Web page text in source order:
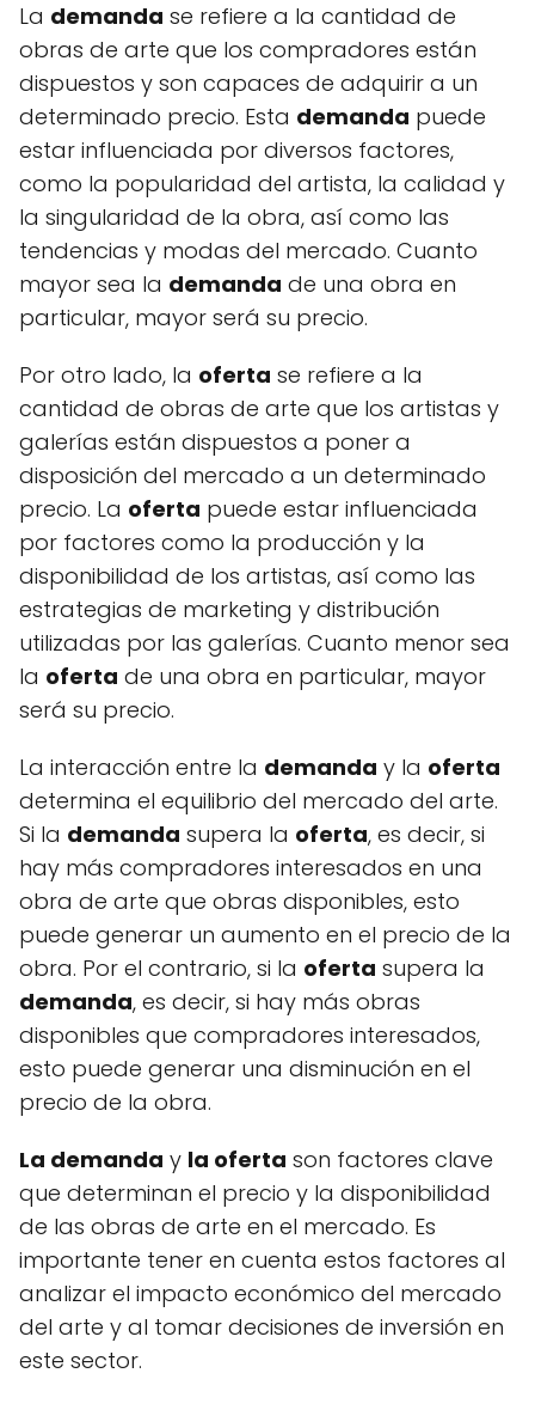
La demanda se refiere a la cantidad de
obras de arte que los compradores están
dispuestos y son capaces de adquirir a un
determinado precio. Esta demanda puede
estar influenciada por diversos factores,
como la popularidad del artista, la calidad y
la singularidad de la obra, así como las
tendencias y modas del mercado. Cuanto
mayor sea la demanda de una obra en
particular, mayor será su precio.
Por otro lado, la oferta se refiere a la
cantidad de obras de arte que los artistas y
galerías están dispuestos a poner a
disposición del mercado a un determinado
precio. La oferta puede estar influenciada
por factores como la producción y la
disponibilidad de los artistas, así como las
estrategias de marketing y distribución
utilizadas por las galerías. Cuanto menor sea
la oferta de una obra en particular, mayor
será su precio.
La interacción entre la demanda y la oferta
determina el equilibrio del mercado del arte.
Si la demanda supera la oferta, es decir, si
hay más compradores interesados en una
obra de arte que obras disponibles, esto
puede generar un aumento en el precio de la
obra. Por el contrario, si la oferta supera la
demanda, es decir, si hay más obras
disponibles que compradores interesados,
esto puede generar una disminución en el
precio de la obra.
La demanda y la oferta son factores clave
que determinan el precio y la disponibilidad
de las obras de arte en el mercado. Es
importante tener en cuenta estos factores al
analizar el impacto económico del mercado
del arte y al tomar decisiones de inversión en
este sector.